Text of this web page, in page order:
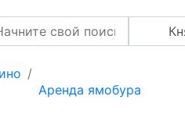
Аренда ямобура